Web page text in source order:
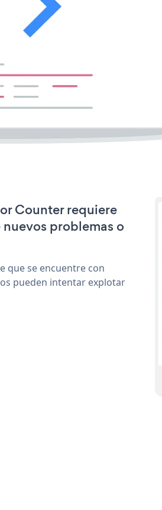
Counter requiere
problemas o
que se encuentre con
pueden intentar explotar